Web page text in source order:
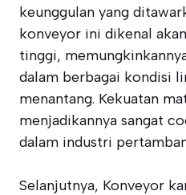
keunggulan yang
konveyor ini dikenal
tinggi,
dalam berbagai kondisi
menantang. Kekuatan
menjadikannya sangat
dalam industri
Selanjutnya, Konveyor